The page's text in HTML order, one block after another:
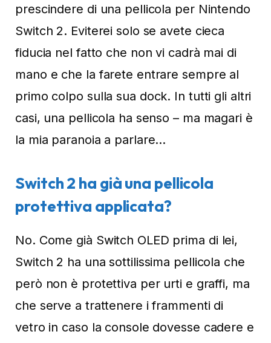
prescindere di una pellicola per Nintendo
Switch 2. Eviterei solo se avete cieca
fiducia nel fatto che non vi cadrà mai di
mano e che la farete entrare sempre al
primo colpo sulla sua dock. In tutti gli altri
casi, una pellicola ha senso – ma magari è
la mia paranoia a parlare…
Switch 2 ha già una pellicola
protettiva applicata?
No. Come già Switch OLED prima di lei,
Switch 2 ha una sottilissima pellicola che
però non è protettiva per urti e graffi, ma
che serve a trattenere i frammenti di
vetro in caso la console dovesse cadere e